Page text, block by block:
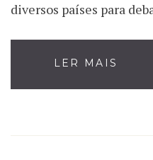
diversos países para
LER MAIS